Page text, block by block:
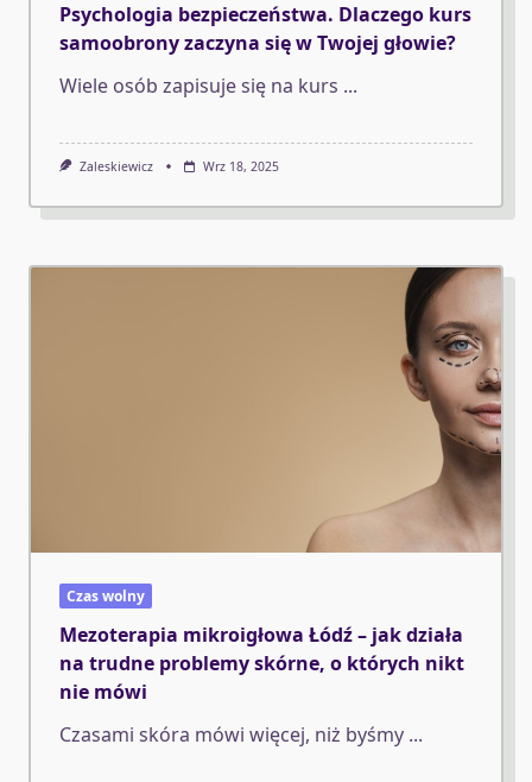
Psychologia bezpieczeństwa. Dlaczego kurs
samoobrony zaczyna się w Twojej głowie?
Wiele osób zapisuje się na kurs ...
Zaleskiewicz Wrz 18, 2025
Czas wolny
Mezoterapia mikroigłowa Łódź – jak działa
na trudne problemy skórne, o których nikt
nie mówi
Czasami skóra mówi więcej, niż byśmy ...